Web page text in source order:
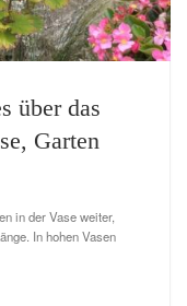
über das
Garten
in der Vase weiter,
In hohen Vasen